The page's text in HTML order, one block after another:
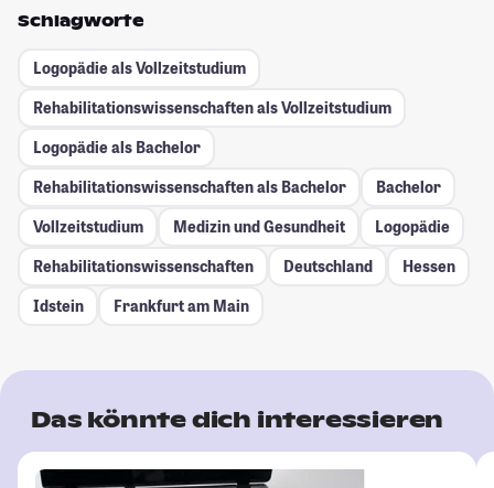
Schlagworte
Logopädie als Vollzeitstudium
Rehabilitationswissenschaften als Vollzeitstudium
Logopädie als Bachelor
Rehabilitationswissenschaften als Bachelor
Bachelor
Vollzeitstudium
Medizin und Gesundheit
Logopädie
Rehabilitationswissenschaften
Deutschland
Hessen
Idstein
Frankfurt am Main
Das könnte dich interessieren